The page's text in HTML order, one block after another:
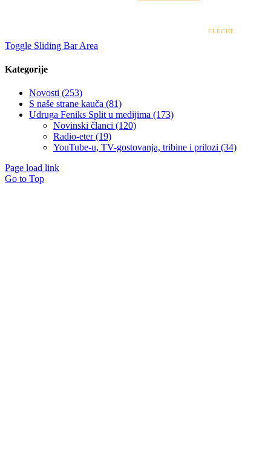
FLÈCHE
Toggle Sliding Bar Area
Kategorije
Novosti (253)
S naše strane kauča (81)
Udruga Feniks Split u medijima (173)
Novinski članci (120)
Radio-eter (19)
YouTube-u, TV-gostovanja, tribine i prilozi (34)
Page load link
Go to Top